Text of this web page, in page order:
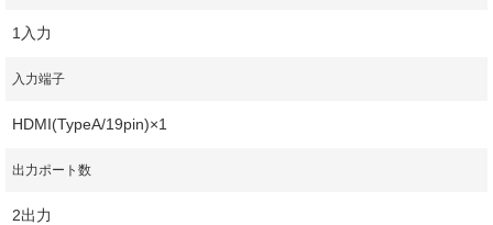
1入力
入力端子
HDMI(TypeA/19pin)×1
出力ポート数
2出力